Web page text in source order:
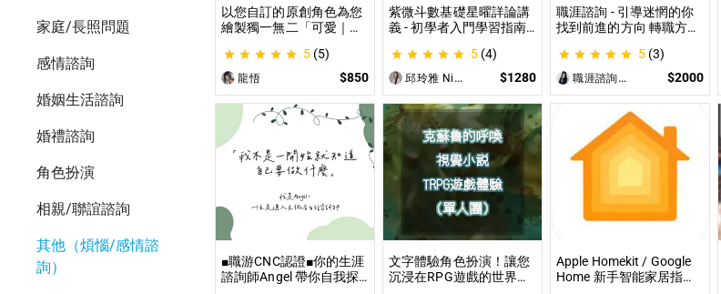
家庭/長照問題
感情諮詢
婚姻生活諮詢
婚禮諮詢
角色扮演
相親/聯誼諮詢
其他（煩惱/感情諮
詢）
以您自訂的原創角色為您
繪製獨一無二「可愛｜美
業繪師將繪製1張可自行
指定「表情」和「動作」
的理想頭貼！
5 (5)
龍悟 $850
紫微斗數基礎星曜詳論講
義 - 初學者入門學習指南
道自己的命宮？初學者自
學最佳工具書，淺顯易懂
不藏私！
5 (4)
邱玲雅 Nina $1280
職涯諮詢 - 引導迷惘的你
找到前進的方向 轉職方向
職場問題、offer選擇評估
5 (3)
職涯諮詢師 阿紫 $2000
■職游CNC認證■你的生涯
諮詢師Angel 帶你自我探
文字體驗角色扮演！讓您
沉浸在RPG遊戲的世界！
Apple Homekit / Google
Home 新手智能家居指